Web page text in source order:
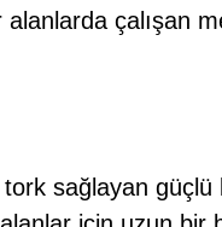
çalışan
sağlayan